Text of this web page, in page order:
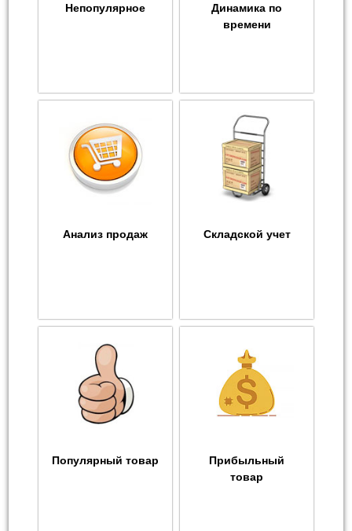
Непопулярное
Динамика по
времени
Анализ продаж Складской учет
Популярный товар
Прибыльный
товар